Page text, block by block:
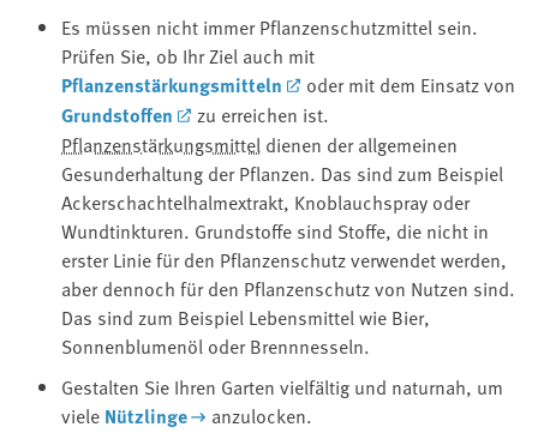
Es müssen nicht immer Pflanzenschutzmittel sein.
Prüfen Sie, ob Ihr Ziel auch mit
Pflanzenstärkungsmitteln oder mit dem Einsatz von
Grundstoffen
zu erreichen ist.
Pflanzenstärkungsmittel dienen der allgemeinen
Gesunderhaltung der Pflanzen. Das sind zum Beispiel
Ackerschachtelhalmextrakt, Knoblauchspray oder
Wundtinkturen. Grundstoffe sind Stoffe, die nicht in
erster Linie für den Pflanzenschutz verwendet werden,
aber dennoch für den Pflanzenschutz von Nutzen sind.
Das sind zum Beispiel Lebensmittel wie Bier,
Sonnenblumenöl oder Brennnesseln.
Gestalten Sie Ihren Garten vielfältig und naturnah, um
viele Nützlinge anzulocken.